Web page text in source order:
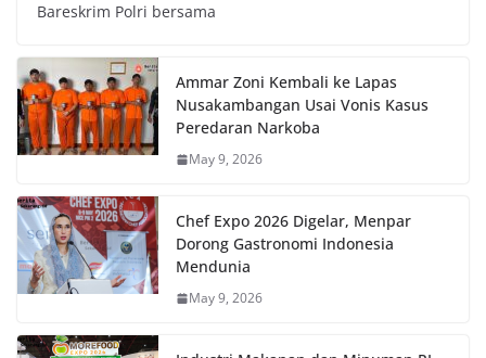
Bareskrim Polri bersama
Ammar Zoni Kembali ke Lapas
Nusakambangan Usai Vonis Kasus
Peredaran Narkoba
May 9, 2026
Chef Expo 2026 Digelar, Menpar
Dorong Gastronomi Indonesia
Mendunia
May 9, 2026